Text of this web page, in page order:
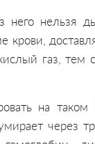
нельзя
газ, тем
на таком
умирает через